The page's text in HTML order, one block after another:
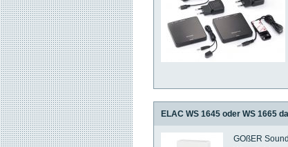
ELAC WS 1645 oder WS 1665
GOßER